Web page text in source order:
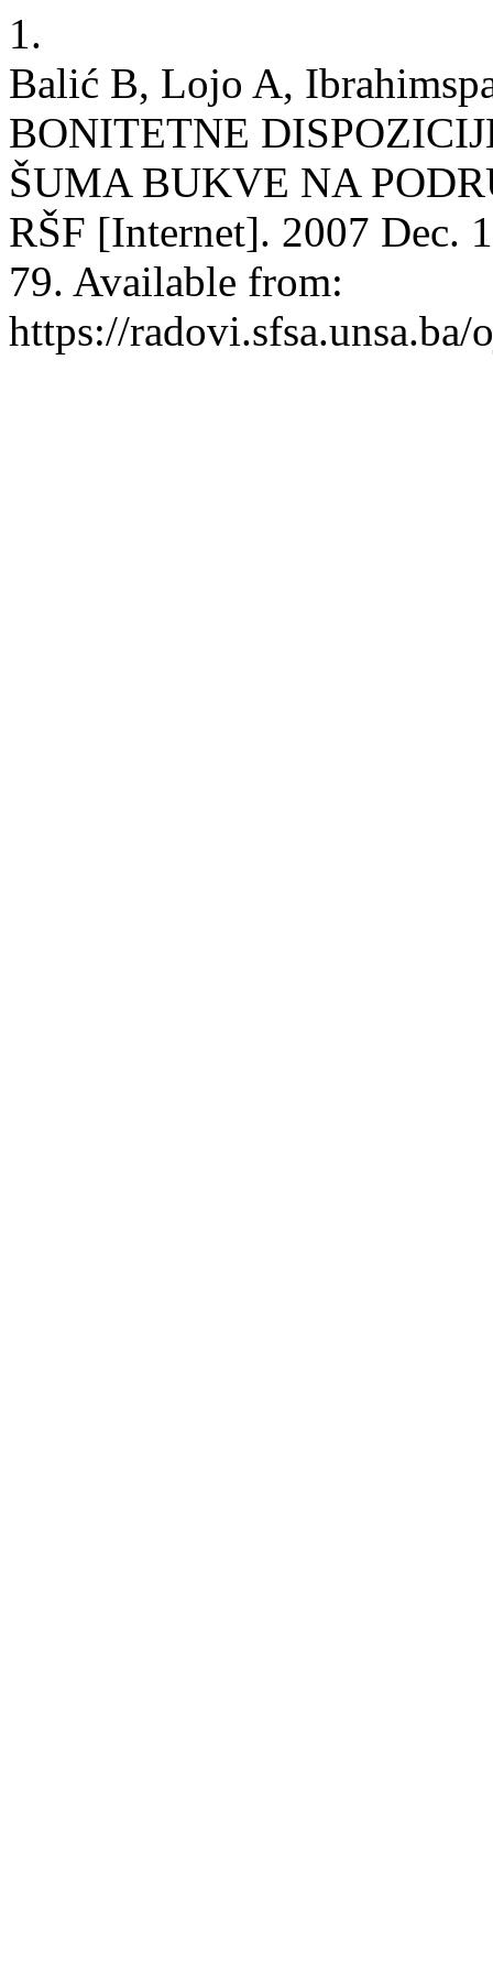
1.
Balić B, Lojo A,
BONITETNE
ŠUMA BUKVE NA
RŠF [Internet]. 2007 Dec.
79. Available from:
https://